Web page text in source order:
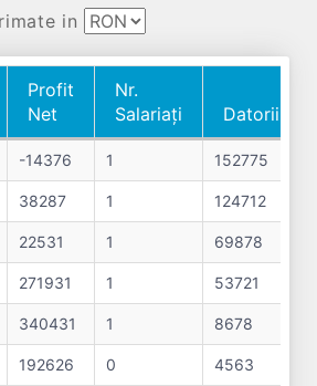
in
Profit
Net
Nr.
Salariați
Datorii
Profit
Net
Salariați
Datorii
-14376 1 152775
38287 1 124712
22531 1 69878
271931 1 53721
340431 1 8678
192626 0 4563